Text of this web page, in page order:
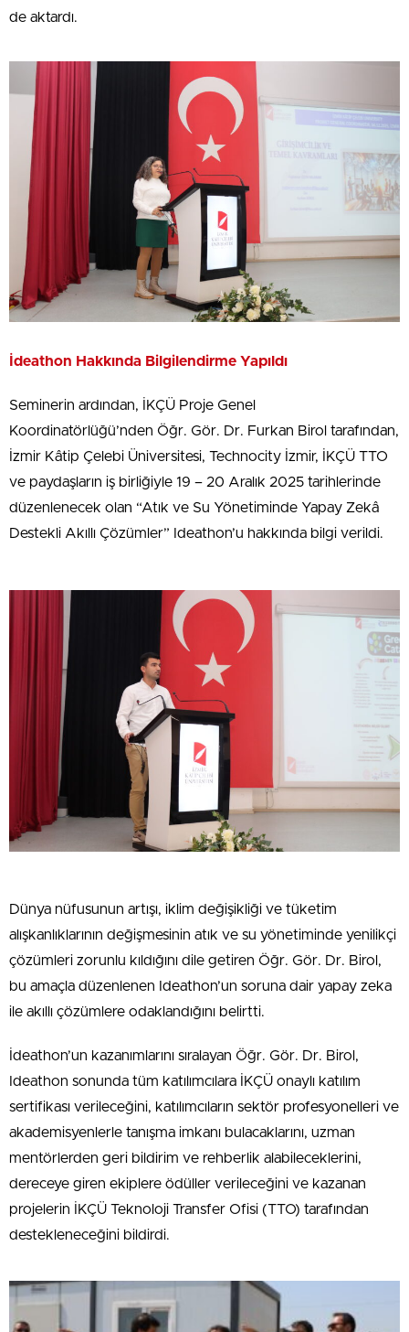
de aktardı.
İdeathon Hakkında Bilgilendirme Yapıldı
Seminerin ardından, İKÇÜ Proje Genel
Koordinatörlüğü’nden Öğr. Gör. Dr. Furkan Birol tarafından,
İzmir Kâtip Çelebi Üniversitesi, Technocity İzmir, İKÇÜ TTO
ve paydaşların iş birliğiyle 19 – 20 Aralık 2025 tarihlerinde
düzenlenecek olan “Atık ve Su Yönetiminde Yapay Zekâ
Destekli Akıllı Çözümler” Ideathon’u hakkında bilgi verildi.
Dünya nüfusunun artışı, iklim değişikliği ve tüketim
alışkanlıklarının değişmesinin atık ve su yönetiminde yenilikçi
çözümleri zorunlu kıldığını dile getiren Öğr. Gör. Dr. Birol,
bu amaçla düzenlenen Ideathon’un soruna dair yapay zeka
ile akıllı çözümlere odaklandığını belirtti.
İdeathon’un kazanımlarını sıralayan Öğr. Gör. Dr. Birol,
Ideathon sonunda tüm katılımcılara İKÇÜ onaylı katılım
sertifikası verileceğini, katılımcıların sektör profesyonelleri ve
akademisyenlerle tanışma imkanı bulacaklarını, uzman
mentörlerden geri bildirim ve rehberlik alabileceklerini,
dereceye giren ekiplere ödüller verileceğini ve kazanan
projelerin İKÇÜ Teknoloji Transfer Ofisi (TTO) tarafından
destekleneceğini bildirdi.